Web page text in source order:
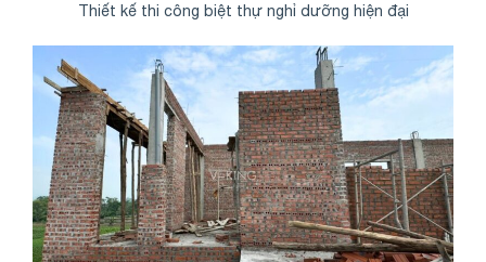
Thiết kế thi công biệt thự nghỉ dưỡng hiện đại